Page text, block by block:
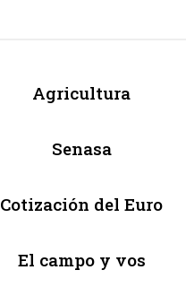
Agricultura
Senasa
Cotización del Euro
El campo y vos